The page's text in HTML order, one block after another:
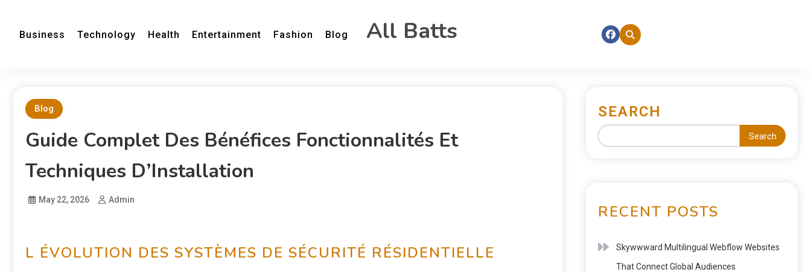
Business Technology Health Entertainment Fashion Blog All Batts
Blog
Guide Complet Des Bénéfices Fonctionnalités Et
Techniques D’Installation
May 22, 2026 Admin
L ÉVOLUTION DES SYSTÈMES DE SÉCURITÉ RÉSIDENTIELLE
SEARCH
Search
RECENT POSTS
Skywwward Multilingual Webflow Websites
That Connect Global Audiences